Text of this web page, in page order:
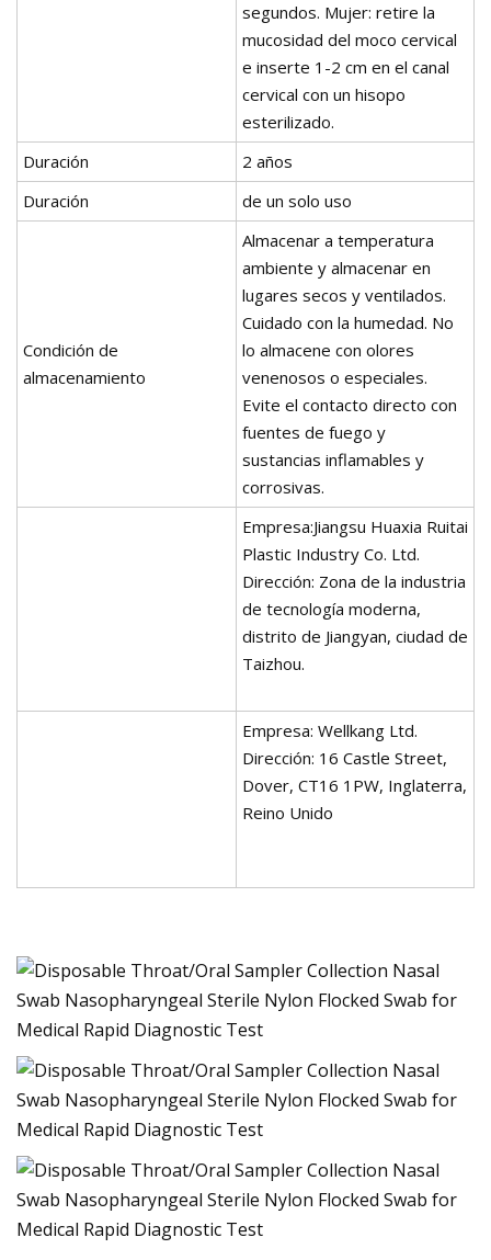
segundos. Mujer: retire la
mucosidad del moco cervical
e inserte 1-2 cm en el canal
cervical con un hisopo
esterilizado.
Duración
2 años
Duración
de un solo uso
Condición de
almacenamiento
Almacenar a temperatura
ambiente y almacenar en
lugares secos y ventilados.
Cuidado con la humedad. No
lo almacene con olores
venenosos o especiales.
Evite el contacto directo con
fuentes de fuego y
sustancias inflamables y
corrosivas.
Empresa:Jiangsu Huaxia Ruitai
Plastic Industry Co. Ltd.
Dirección: Zona de la industria
de tecnología moderna,
distrito de Jiangyan, ciudad de
Taizhou.
Empresa: Wellkang Ltd.
Dirección: 16 Castle Street,
Dover, CT16 1PW, Inglaterra,
Reino Unido